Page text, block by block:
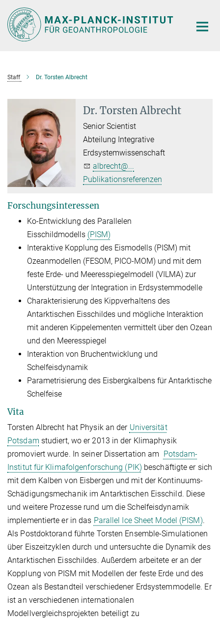
Hauptinhalt
Staff Dr. Torsten Albrecht
Dr. Torsten Albrecht
Senior Scientist
Abteilung Integrative
Erdsystemwissenschaft
albrecht@...
Publikationsreferenzen
Forschungsinteressen
Ko-Entwicklung des Parallelen
Eisschildmodells (PISM)
Interaktive Kopplung des Eismodells (PISM) mit
Ozeanmodellen (FESOM, PICO-MOM) und mit dem
feste Erde- und Meeresspiegelmodell (VILMA) zur
Unterstützung der Integration in Erdsystemmodelle
Charakterisierung des Kippverhaltens des
Antarktischen Eisschildes und mögliche Interaktion
mit anderen Kippelementen vermittelt über den Ozean
und den Meeresspiegel
Interaktion von Bruchentwicklung und
Schelfeisdynamik
Parametrisierung des Eisbergkalbens für Antarktische
Schelfeise
Vita
Torsten Albrecht hat Physik an der Universität
Potsdam studiert, wo er 2013 in der Klimaphysik
promoviert wurde. In seiner Dissertation am Potsdam-
Institut für Klimafolgenforschung (PIK) beschäftigte er sich
mit dem Kalben von Eisbergen und mit der Kontinuums-
Schädigungsmechanik im Antarktischen Eisschild. Diese
und weitere Prozesse rund um die Schelfeisdynamik
implementierte er in das Parallel Ice Sheet Model (PISM).
Als Postdoktorand führte Torsten Ensemble-Simulationen
über Eiszeitzyklen durch und untersuchte die Dynamik des
Antarktischen Eisschildes. Außerdem arbeitete er an der
Kopplung von PISM mit Modellen der feste Erde und des
Ozean als Bestandteil verschiedener Erdsystemmodelle. Er
ist an verschiedenen internationalen
Modellvergleichsprojekten beteiligt zu